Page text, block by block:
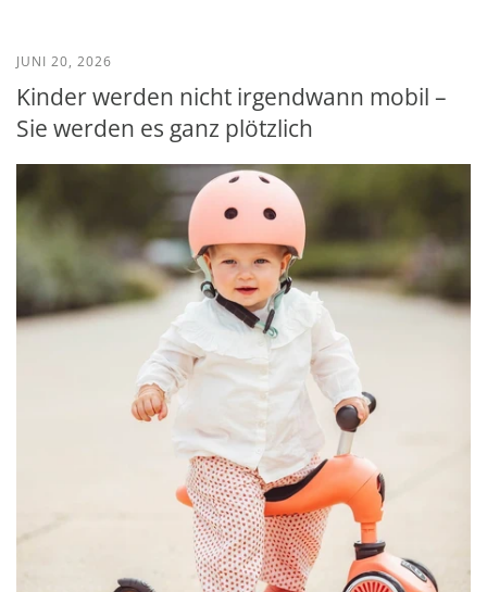
JUNI 20, 2026
Kinder werden nicht irgendwann mobil –
Sie werden es ganz plötzlich